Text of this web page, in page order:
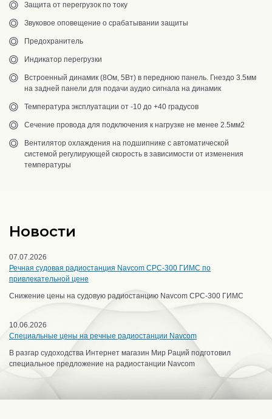
Защита от перегрузок по току
Звуковое оповещение о срабатывании защиты
Предохранитель
Индикатор перегрузки
Встроенный динамик (8Ом, 5Вт) в переднюю панель. Гнездо 3.5мм
на задней панели для подачи аудио сигнала на динамик
Температура эксплуатации от -10 до +40 градусов
Сечение провода для подключения к нагрузке не менее 2.5мм2
Вентилятор охлаждения на подшипнике с автоматической
системой регулирующей скорость в зависимости от изменения
температуры
Новости
07.07.2026
Речная судовая радиостанция Navcom CPC-300 ГИМС по
привлекательной цене
Снижение цены на судовую радиостанцию Navcom CPC-300 ГИМС
10.06.2026
Специальные цены на речные радиостанции Navcom
В разгар судоходства Интернет магазин Мир Раций подготовил
специальное предложение на радиостанции Navcom